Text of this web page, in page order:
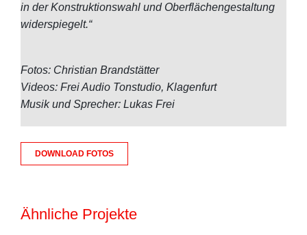
in der Konstruktionswahl und Oberflächengestaltung
widerspiegelt.“
Fotos: Christian Brandstätter
Videos: Frei Audio Tonstudio, Klagenfurt
Musik und Sprecher: Lukas Frei
DOWNLOAD FOTOS
Ähnliche Projekte